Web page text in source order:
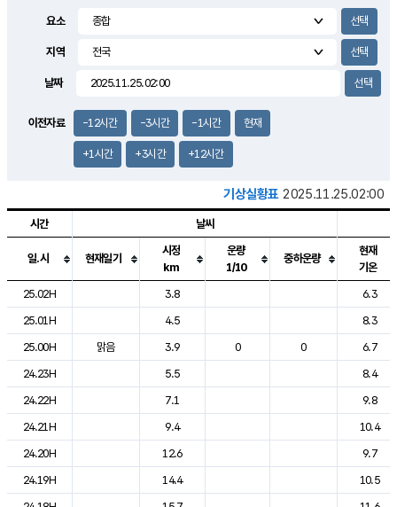
3.0m/s
요소
지역
날짜
이전자료 -12시간 -3시간 -1시간 현재
+1시간 +3시간 +12시간
기상실황표 2025.11.25.02:00
도시별 기상실황표로 지점, 날씨, 기온, 강수, 바람, 기압등을 안내한 표입
시간 날씨
일.시 현재일기
시정
km
운량
1/10
중하운량
현재
기온
25.02H
3.8
6.3
25.01H
4.5
8.3
25.00H
맑음 3.9 0 0
6.7
24.23H
5.5
8.4
24.22H
7.1
9.8
24.21H
9.4
10.4
24.20H
12.6
9.7
24.19H
14.4
10.5